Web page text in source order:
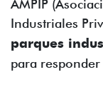
AMPIP
Industriales
parques
para responder